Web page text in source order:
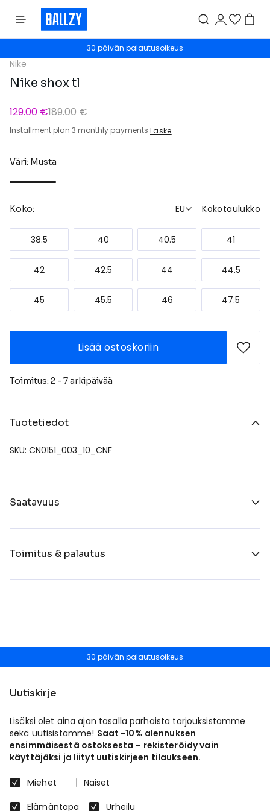
30 päivän palautusoikeus
Nike
Nike shox tl
129.00 €189.00 €
Installment plan 3 monthly payments Laske
Väri: Musta
Koko: EU Kokotaulukko
38.5 40 40.5 41
42 42.5 44 44.5
45 45.5 46 47.5
Lisää ostoskoriin
Toimitus: 2 - 7 arkipäivää
Tuotetiedot
SKU: CN0151_003_10_CNF
Saatavuus
Toimitus & palautus
30 päivän palautusoikeus
Uutiskirje
Lisäksi olet aina ajan tasalla parhaista tarjouksistamme
sekä uutisistamme! Saat -10% alennuksen
ensimmäisestä ostoksesta – rekisteröidy vain
käyttäjäksi ja liityt uutiskirjeen tilaukseen.
Miehet
Naiset
Elämäntapa
Urheilu